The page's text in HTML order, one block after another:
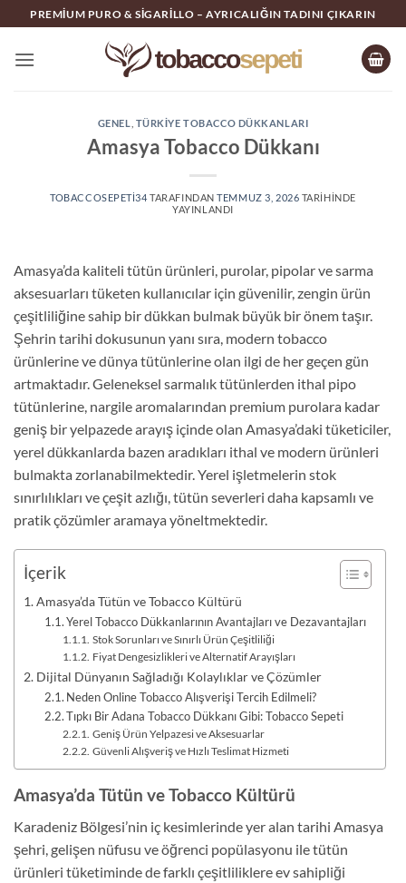
İçeriğe
atla
PREMIUM PURO & SIGARILLO – AYRICALIĞIN TADINI ÇIKARIN
GENEL TÜRKIYE TOBACCO DÜKKANLARI
Amasya Tobacco Dükkanı
TOBACCOSEPETI34TARAFINDAN TEMMUZ 3, 2026 TARIHINDE
YAYINLANDI
Amasya’da kaliteli tütün ürünleri, purolar, pipolar ve sarma
aksesuarları tüketen kullanıcılar için güvenilir, zengin ürün
çeşitliliğine sahip bir dükkan bulmak büyük bir önem taşır.
Şehrin tarihi dokusunun yanı sıra, modern tobacco
ürünlerine ve dünya tütünlerine olan ilgi de her geçen gün
artmaktadır. Geleneksel sarmalık tütünlerden ithal pipo
tütünlerine, nargile aromalarından premium purolara kadar
geniş bir yelpazede arayış içinde olan Amasya’daki tüketiciler,
yerel dükkanlarda bazen aradıkları ithal ve modern ürünleri
bulmakta zorlanabilmektedir. Yerel işletmelerin stok
sınırlılıkları ve çeşit azlığı, tütün severleri daha kapsamlı ve
pratik çözümler aramaya yöneltmektedir.
İçerik
Amasya’da Tütün ve Tobacco Kültürü
Yerel Tobacco Dükkanlarının Avantajları ve Dezavantajları
Stok Sorunları ve Sınırlı Ürün Çeşitliliği
Fiyat Dengesizlikleri ve Alternatif Arayışları
Dijital Dünyanın Sağladığı Kolaylıklar ve Çözümler
Neden Online Tobacco Alışverişi Tercih Edilmeli?
Tıpkı Bir Adana Tobacco Dükkanı Gibi: Tobacco Sepeti
Geniş Ürün Yelpazesi ve Aksesuarlar
Güvenli Alışveriş ve Hızlı Teslimat Hizmeti
Amasya’da Tütün ve Tobacco Kültürü
Karadeniz Bölgesi’nin iç kesimlerinde yer alan tarihi Amasya
şehri, gelişen nüfusu ve öğrenci popülasyonu ile tütün
ürünleri tüketiminde de farklı çeşitliliklere ev sahipliği